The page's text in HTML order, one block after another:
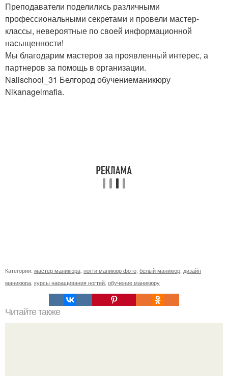
Преподаватели поделились различными
профессиональными секретами и провели мастер-
классы, невероятные по своей информационной
насыщенности!
Мы благодарим мастеров за проявленный интерес, а
партнеров за помощь в организации.
Nailschool_31 Белгород обучениеманикюру
Nikanagelmafia.
Категории: мастер маникюра ногти маникюр фото белый маникюр дизайн
маникюра курсы наращивания ногтей обучение маникюру
Читайте также